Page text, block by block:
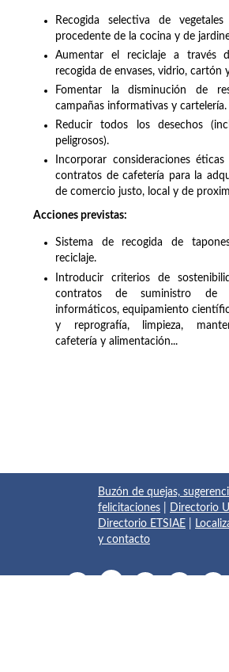
Recogida selectiva de
procedente de la cocina y de
Aumentar el reciclaje a través
recogida de envases, vidrio, cartón
Fomentar la disminución de
campañas informativas y cartelería.
Reducir todos los desechos
peligrosos).
Incorporar consideraciones
contratos de cafetería para la
de comercio justo, local y de
Acciones previstas:
Sistema de recogida de
reciclaje.
Introducir criterios de
contratos de suministro de
informáticos, equipamiento
y reprografía, limpieza,
cafetería y alimentación...
Buzón de quejas,
felicitaciones
Directorio
Directorio ETSIAE
y contacto